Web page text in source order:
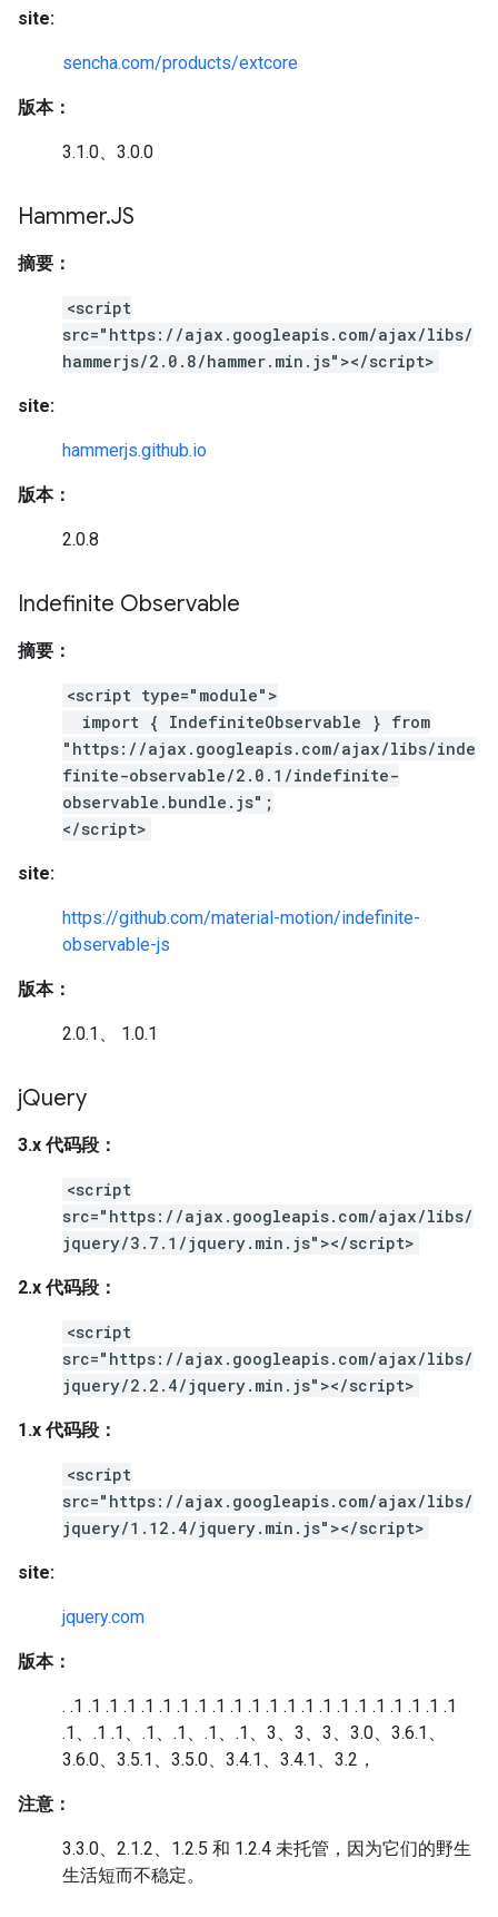
site:
sencha.com/products/extcore
版本：
3.1.0、3.0.0
Hammer.JS
摘要：
<script
src="https://ajax.googleapis.com/ajax/libs/
hammerjs/2.0.8/hammer.min.js"></script>
site:
hammerjs.github.io
版本：
2.0.8
Indefinite Observable
摘要：
<script type="module">
import { IndefiniteObservable } from
"https://ajax.googleapis.com/ajax/libs/inde
finite-observable/2.0.1/indefinite-
observable.bundle.js";
</script>
site:
https://github.com/material-motion/indefinite-
observable-js
版本：
2.0.1、 1.0.1
jQuery
3.x 代码段：
<script
src="https://ajax.googleapis.com/ajax/libs/
jquery/3.7.1/jquery.min.js"></script>
2.x 代码段：
<script
src="https://ajax.googleapis.com/ajax/libs/
jquery/2.2.4/jquery.min.js"></script>
1.x 代码段：
<script
src="https://ajax.googleapis.com/ajax/libs/
jquery/1.12.4/jquery.min.js"></script>
site:
jquery.com
版本：
. .1 .1 .1 .1 .1 .1 .1 .1 .1 .1 .1 .1 .1 .1 .1 .1 .1 .1 .1 .1 .1 .1
.1、.1 .1、.1、.1、.1、.1、3、3、3、3.0、3.6.1、
3.6.0、3.5.1、3.5.0、3.4.1、3.4.1、3.2，
注意：
3.3.0、2.1.2、1.2.5 和 1.2.4 未托管，因为它们的野生
生活短而不稳定。